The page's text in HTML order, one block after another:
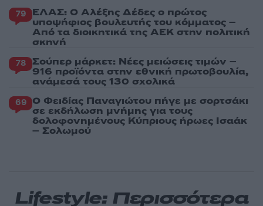
79 ΕΛΑΣ: Ο Αλέξης Δέδες ο πρώτος
υποψήφιος βουλευτής του κόμματος –
Από τα διοικητικά της ΑΕΚ στην πολιτική
σκηνή
78 Σούπερ μάρκετ: Νέες μειώσεις τιμών –
916 προϊόντα στην εθνική πρωτοβουλία,
ανάμεσά τους 130 σχολικά
69 Ο Φειδίας Παναγιώτου πήγε με σορτσάκι
σε εκδήλωση μνήμης για τους
δολοφονημένους Κύπριους ήρωες Ισαάκ
– Σολωμού
Lifestyle: Περισσότερα